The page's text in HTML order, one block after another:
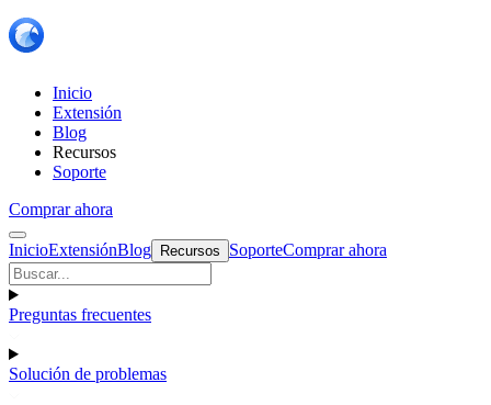
Inicio
Extensión
Blog
Recursos
Soporte
Comprar ahora
InicioExtensiónBlog Recursos SoporteComprar ahora
Preguntas frecuentes
Solución de problemas